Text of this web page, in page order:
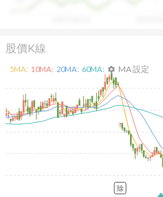
股價K線
5MA: 10MA: 20MA: 60MA: settings MA 設定
除